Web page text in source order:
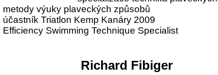
metody výuky plaveckých způsobů
účastník Triatlon Kemp Kanáry 2009
Efficiency Swimming Technique Specialist
Richard Fibiger